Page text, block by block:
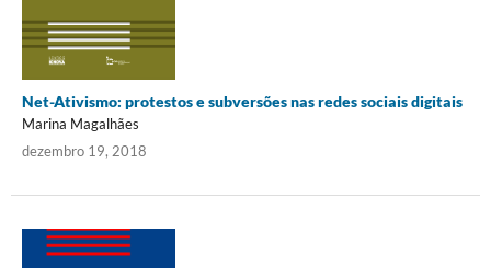
Net-Ativismo: protestos e subversões nas redes sociais digitais
Marina Magalhães
dezembro 19, 2018